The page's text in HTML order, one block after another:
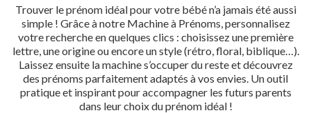
Trouver le prénom idéal pour votre bébé n’a jamais été aussi
simple ! Grâce à notre Machine à Prénoms, personnalisez
votre recherche en quelques clics : choisissez une première
lettre, une origine ou encore un style (rétro, floral, biblique…).
Laissez ensuite la machine s’occuper du reste et découvrez
des prénoms parfaitement adaptés à vos envies. Un outil
pratique et inspirant pour accompagner les futurs parents
dans leur choix du prénom idéal !